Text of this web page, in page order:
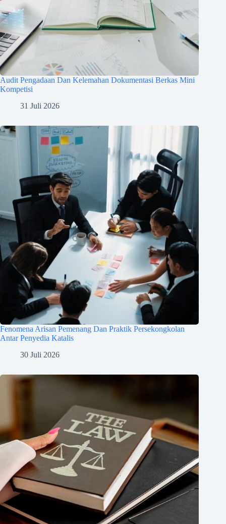
Audit Pengadaan Dan Kelemahan Dokumentasi Berkas Mini
Kompetisi
31 Juli 2026
Fenomena Arisan Pemenang Dan Praktik Persekongkolan
Antar Penyedia Katalis
30 Juli 2026